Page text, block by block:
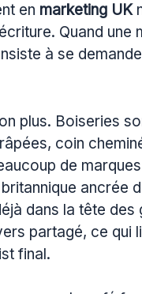
en marketing UK
Quand une
à se
plus. Boiseries
coin
de
ancrée
dans la tête des
partagé, ce qui
final.